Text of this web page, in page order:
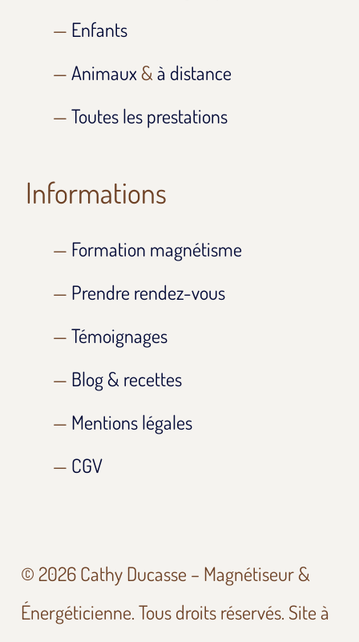
Enfants
Animaux &à distance
Toutes les prestations
Informations
Formation magnétisme
Prendre rendez-vous
Témoignages
Blog & recettes
Mentions légales
CGV
© 2026 Cathy Ducasse – Magnétiseur &
Énergéticienne. Tous droits réservés. Site à